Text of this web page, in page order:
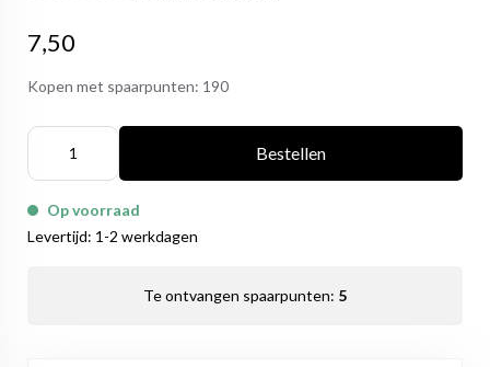
7,50
Kopen met spaarpunten: 190
Bestellen
Op voorraad
Levertijd: 1-2 werkdagen
Te ontvangen spaarpunten: 5